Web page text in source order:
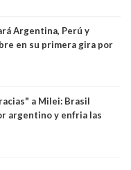
Argentina, Perú y
en su primera gira por
a Milei: Brasil
argentino y enfria las